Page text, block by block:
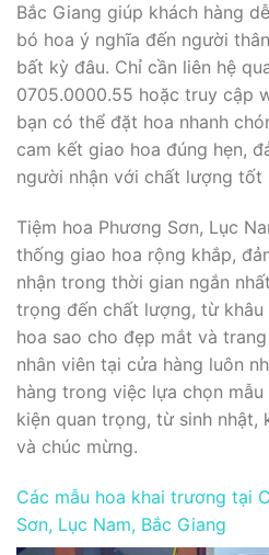
Bắc Giang giúp khách hàng
bó hoa ý nghĩa đến người
bất kỳ đâu. Chỉ cần liên hệ
0705.0000.55 hoặc truy cập
bạn có thể đặt hoa nhanh
cam kết giao hoa đúng hẹn,
người nhận với chất lượng tốt
Tiệm hoa Phương Sơn, Lục
thống giao hoa rộng khắp,
nhận trong thời gian ngắn
trọng đến chất lượng, từ
hoa sao cho đẹp mắt và
nhân viên tại cửa hàng luôn
hàng trong việc lựa chọn
kiện quan trọng, từ sinh nhật,
và chúc mừng.
Các mẫu hoa khai trương tại
Sơn, Lục Nam, Bắc Giang